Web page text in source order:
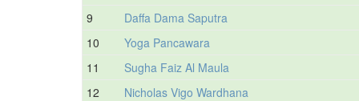
9
Daffa Dama Saputra
10
Yoga Pancawara
11
Sugha Faiz Al Maula
12
Nicholas Vigo Wardhana